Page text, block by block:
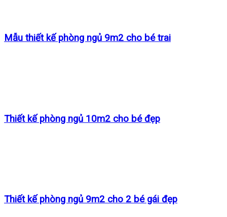
Mẫu thiết kế phòng ngủ 9m2 cho bé trai
Thiết kế phòng ngủ 10m2 cho bé đẹp
Thiết kế phòng ngủ 9m2 cho 2 bé gái đẹp